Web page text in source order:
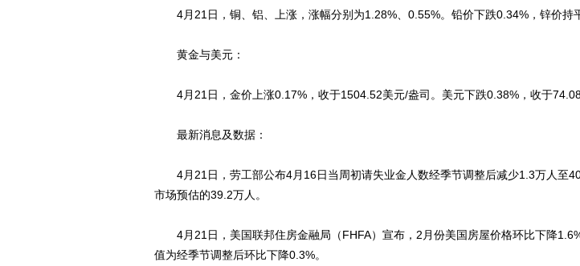
4月21日，铜、铝、上涨，涨幅分别为1.28%、0.55%。铅价下跌0.34%，锌价持
黄金与美元：
4月21日，金价上涨0.17%，收于1504.52美元/盎司。美元下跌0.38%，收于
最新消息及数据：
4月21日，劳工部公布4月16日当周初请失业金人数经季节调整后减少1.3万人至
市场预估的39.2万人。
4月21日，美国联邦住房金融局（FHFA）宣布，2月份美国房屋价格环比下降
值为经季节调整后环比下降0.3%。